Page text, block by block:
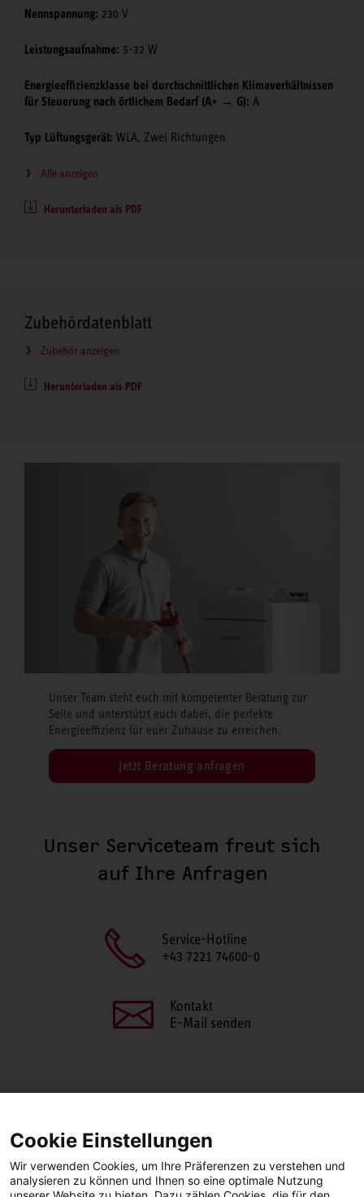
Nennspannung: 230 V
Leistungsaufnahme: 5-32 W
Energieeffizienzklasse bei durchschnittlichen Klimaverhältnissen
für Steuerung nach örtlichem Bedarf (A+ → G): A
Typ Lüftungsgerät: WLA, Zwei Richtungen
Alle anzeigen
Herunterladen als PDF
Zubehördatenblatt
Zubehör anzeigen
Herunterladen als PDF
Unser Team steht euch mit kompetenter Beratung zur
Seite und unterstützt euch dabei, die perfekte
Energieeffizienz für euer Zuhause zu erreichen.
Jetzt Beratung anfragen
Unser Serviceteam freut sich
auf Ihre Anfragen
Service-Hotline
+43 7221 74600-0
Kontakt
E-Mail senden
FacebookLinkedIn
Cookie Einstellungen
Wir verwenden Cookies, um Ihre Präferenzen zu verstehen und
analysieren zu können und Ihnen so eine optimale Nutzung